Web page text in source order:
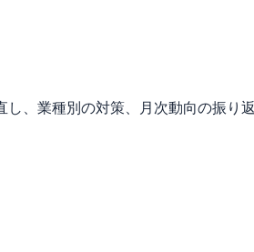
、業種別の対策、月次動向の振り